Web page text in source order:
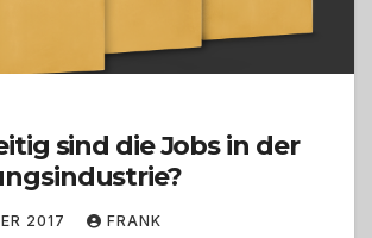
sind die Jobs in der
2017 FRANK